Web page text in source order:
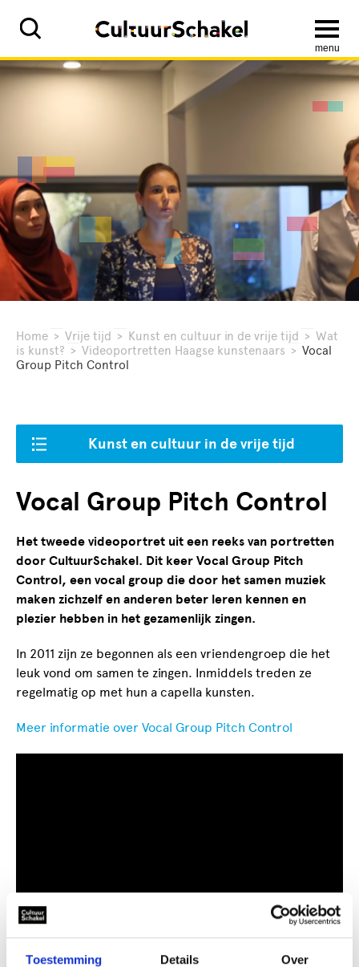
Toestemming Details Over
menu
Home > Vrije tijd > Kunst en cultuur in de vrije tijd > Wat
is kunst? > Videoportretten Haagse kunstenaars > Vocal
Group Pitch Control
Kunst en cultuur in de vrije tijd
Vocal Group Pitch Control
Het tweede videoportret uit een reeks van portretten
door CultuurSchakel. Dit keer Vocal Group Pitch
Control, een vocal group die door het samen muziek
maken zichzelf en anderen beter leren kennen en
plezier hebben in het gezamenlijk zingen.
In 2011 zijn ze begonnen als een vriendengroep die het
leuk vond om samen te zingen. Inmiddels treden ze
regelmatig op met hun a capella kunsten.
Meer informatie over Vocal Group Pitch Control